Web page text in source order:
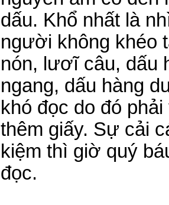
dấu. Khổ nhất là
người không khéo
nón, lươĩ câu, dấu
ngang, dấu hàng
khó đọc do đó
thêm giấy. Sự cải
kiệm thì giờ quý
đọc.